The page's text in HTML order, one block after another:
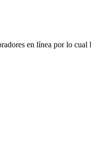
en línea por lo cual